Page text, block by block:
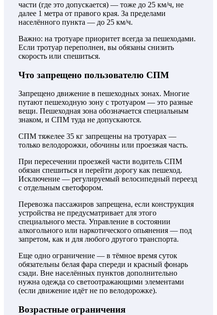
части (где это допускается) — тоже до 25 км/ч, не
далее 1 метра от правого края. За пределами
населённого пункта — до 25 км/ч.
Важно: на тротуаре приоритет всегда за пешеходами.
Если тротуар переполнен, вы обязаны снизить
скорость или спешиться.
Что запрещено пользователю СПМ
Запрещено движение в пешеходных зонах. Многие
путают пешеходную зону с тротуаром — это разные
вещи. Пешеходная зона обозначается специальным
знаком, и СПМ туда не допускаются.
СПМ тяжелее 35 кг запрещены на тротуарах —
только велодорожки, обочины или проезжая часть.
При пересечении проезжей части водитель СПМ
обязан спешиться и перейти дорогу как пешеход.
Исключение — регулируемый велосипедный переезд
с отдельным светофором.
Перевозка пассажиров запрещена, если конструкция
устройства не предусматривает для этого
специального места. Управление в состоянии
алкогольного или наркотического опьянения — под
запретом, как и для любого другого транспорта.
Еще одно ограничение — в тёмное время суток
обязательны белая фара спереди и красный фонарь
сзади. Вне населённых пунктов дополнительно
нужна одежда со светоотражающими элементами
(если движение идёт не по велодорожке).
Возрастные ограничения